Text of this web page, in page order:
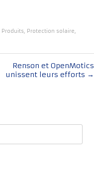
Produits, Protection solaire,
Renson et OpenMotics
unissent leurs efforts →